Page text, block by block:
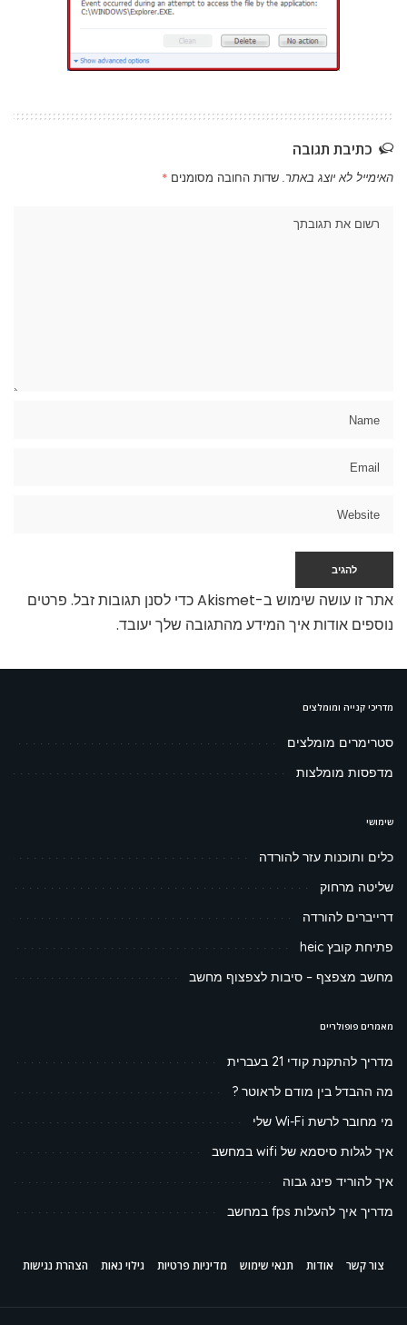
כתיבת תגובה
האימייל לא יוצג באתר. שדות החובה מסומנים *
אתר זו עושה שימוש ב-Akismet כדי לסנן תגובות זבל.
פרטים
נוספים אודות איך המידע מהתגובה שלך יעובד.
מדריכי קנייה ומומלצים
סטרימרים מומלצים
מדפסות מומלצות
שימושי
כלים ותוכנות עזר להורדה
שליטה מרחוק
דרייברים להורדה
פתיחת קובץ heic
מחשב מצפצף – סיבות לצפצוף מחשב
מאמרים פופולריים
מדריך להתקנת קודי 21 בעברית
מה ההבדל בין מודם לראוטר ?
מי מחובר לרשת Wi-Fi שלי
איך לגלות סיסמא של wifi במחשב
איך להוריד פינג גבוה
מדריך איך להעלות fps במחשב
צור קשר אודות תנאי שימוש מדיניות פרטיות גילוי נאות הצהרת נגישות